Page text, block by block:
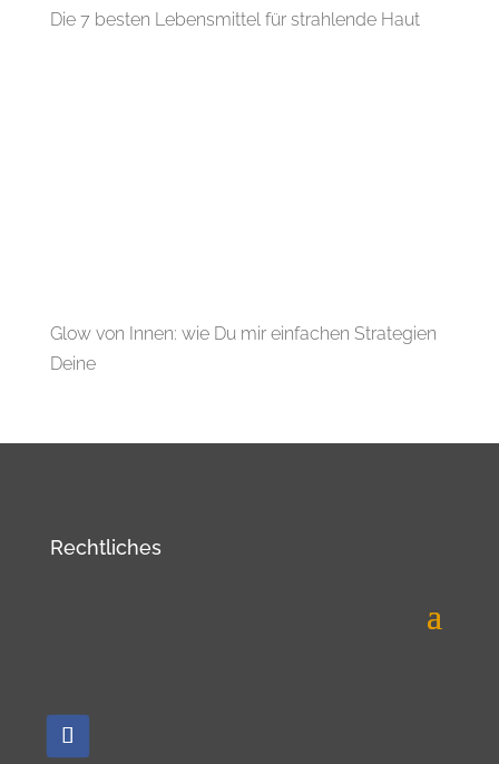
Die 7 besten Lebensmittel für strahlende Haut
Glow von Innen: wie Du mir einfachen Strategien
Deine
Rechtliches